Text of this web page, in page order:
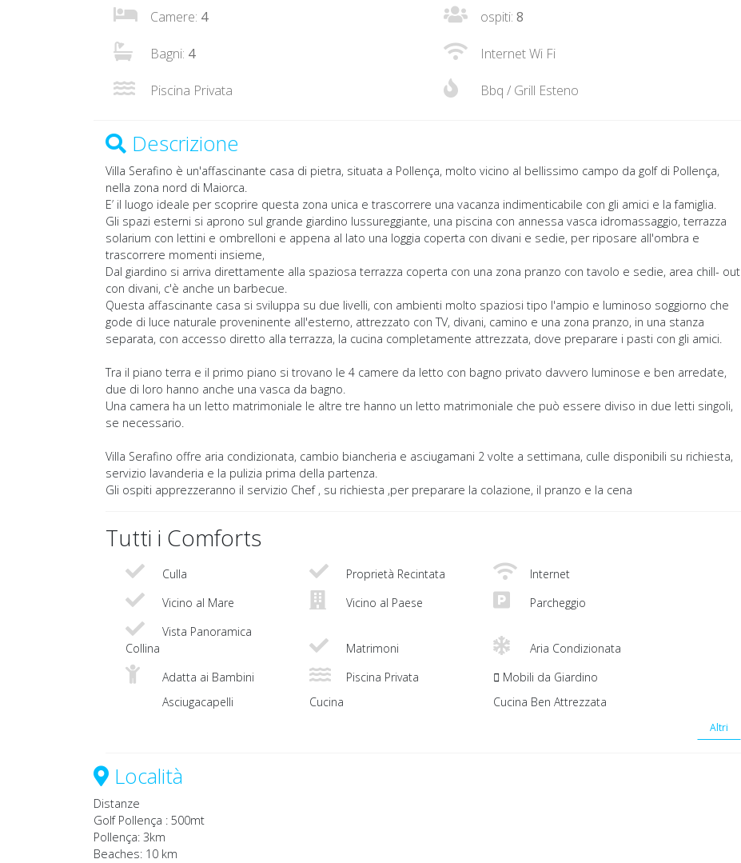
Camere: 4 ospiti: 8
Bagni: 4 Internet Wi Fi
Piscina Privata Bbq / Grill Esteno
Descrizione
Villa Serafino è un'affascinante casa di pietra, situata a Pollença, molto vicino al bellissimo campo da golf di Pollença,
nella zona nord di Maiorca.
E’ il luogo ideale per scoprire questa zona unica e trascorrere una vacanza indimenticabile con gli amici e la famiglia.
Gli spazi esterni si aprono sul grande giardino lussureggiante, una piscina con annessa vasca idromassaggio, terrazza
solarium con lettini e ombrelloni e appena al lato una loggia coperta con divani e sedie, per riposare all'ombra e
trascorrere momenti insieme,
Dal giardino si arriva direttamente alla spaziosa terrazza coperta con una zona pranzo con tavolo e sedie, area chill- out
con divani, c'è anche un barbecue.
Questa affascinante casa si sviluppa su due livelli, con ambienti molto spaziosi tipo l'ampio e luminoso soggiorno che
gode di luce naturale proveninente all'esterno, attrezzato con TV, divani, camino e una zona pranzo, in una stanza
separata, con accesso diretto alla terrazza, la cucina completamente attrezzata, dove preparare i pasti con gli amici.
Tra il piano terra e il primo piano si trovano le 4 camere da letto con bagno privato davvero luminose e ben arredate,
due di loro hanno anche una vasca da bagno.
Una camera ha un letto matrimoniale le altre tre hanno un letto matrimoniale che può essere diviso in due letti singoli,
se necessario.
Villa Serafino offre aria condizionata, cambio biancheria e asciugamani 2 volte a settimana, culle disponibili su richiesta,
servizio lavanderia e la pulizia prima della partenza.
Gli ospiti apprezzeranno il servizio Chef , su richiesta ,per preparare la colazione, il pranzo e la cena
Tutti i Comforts
Culla Proprietà Recintata
Internet
Vicino al Mare
Vicino al Paese
Parcheggio
Vista Panoramica
Collina
Matrimoni
Aria Condizionata
Adatta ai Bambini
Piscina Privata
Mobili da Giardino
Asciugacapelli
Cucina Cucina Ben Attrezzata
Altri
Località
Distanze
Golf Pollença : 500mt
Pollença: 3km
Beaches: 10 km